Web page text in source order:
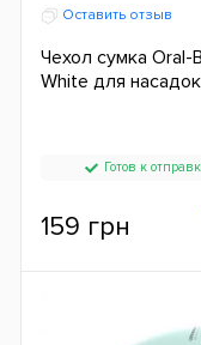
Оставить отзыв
Чехол сумка Oral-B
White для насадок
Готов к
159 грн